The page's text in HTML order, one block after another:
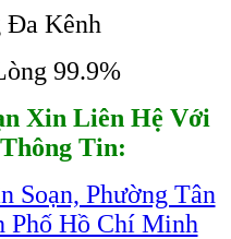
Đa Kênh
99.9%
Xin Liên Hệ Với
Tin:
Soạn, Phường Tân
Phố Hồ Chí Minh